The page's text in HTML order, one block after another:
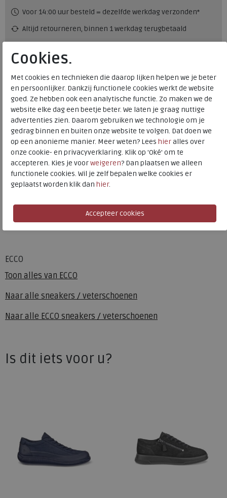
ECCO
Toon alles van ECCO
Naar alle sneakers / veterschoenen
Naar alle ECCO sneakers / veterschoenen
Voor 14:00 uur besteld = dezelfde werkdag verzonden*
Altijd retourneren, binnen 1 werkdag terugbetaald
Alternatieve kleuren
Merk
ECCO
Fabrikantcode
49055351052
Bestelcode
230.01.000080
Kleur
Black
Materiaal
Uitneembaar voetbed
ja
Is dit iets voor u?
Cookies.
Met cookies en technieken die daarop lijken helpen we je beter
en persoonlijker. Dankzij functionele cookies werkt de website
goed. Ze hebben ook een analytische functie. Zo maken we de
website elke dag een beetje beter. We laten je graag nuttige
advertenties zien. Daarom gebruiken we technologie om je
gedrag binnen en buiten onze website te volgen. Dat doen we
op een anonieme manier. Meer weten? Lees hieralles over
onze cookie- en privacyverklaring. Klik op 'Oké' om te
accepteren. Kies je voorweigeren? Dan plaatsen we alleen
functionele cookies. Wil je zelf bepalen welke cookies er
geplaatst worden klik dan hier.